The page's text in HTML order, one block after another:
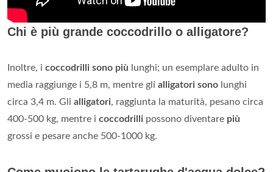
Chi è più grande coccodrillo o alligatore?
Inoltre, i coccodrilli sono più lunghi; un esemplare adulto in
media raggiunge i 5,8 m, mentre gli alligatori sono lunghi
circa 3,4 m. Gli alligatori, raggiunta la maturità, pesano circa
400-500 kg, mentre i coccodrilli possono diventare più
grossi e pesare anche 500-1000 kg.